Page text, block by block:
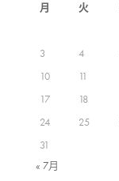
月 火
3
4
10
11
17
18
24
25
31
« 7月